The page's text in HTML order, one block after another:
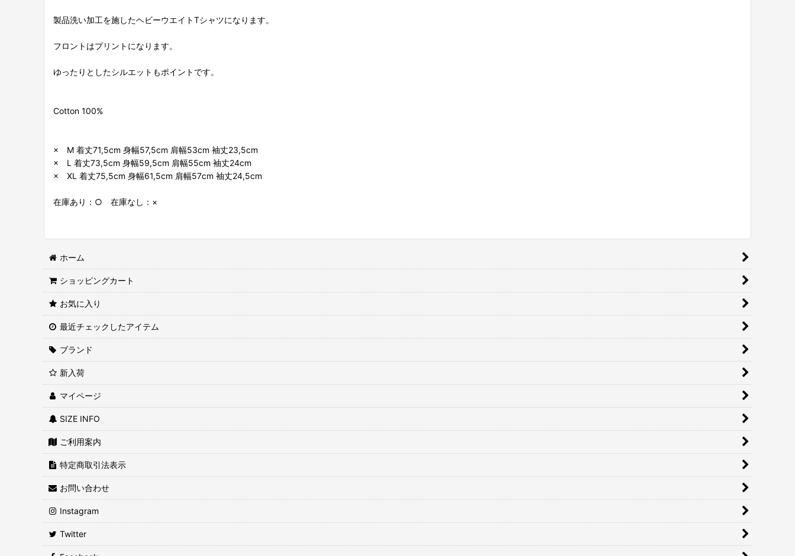
製品洗い加工を施したヘビーウエイトTシャツになります。
フロントはプリントになります。
ゆったりとしたシルエットもポイントです。
Cotton 100%
× M 着丈71,5cm 身幅57,5cm 肩幅53cm 袖丈23,5cm
× L 着丈73,5cm 身幅59,5cm 肩幅55cm 袖丈24cm
× XL 着丈75,5cm 身幅61,5cm 肩幅57cm 袖丈24,5cm
在庫あり：○ 在庫なし：×
ホーム
ショッピングカート
お気に入り
最近チェックしたアイテム
ブランド
新入荷
マイページ
SIZE INFO
ご利用案内
特定商取引法表示
お問い合わせ
Instagram
Twitter